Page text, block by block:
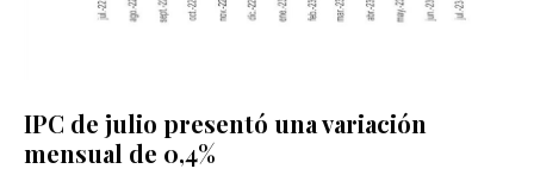
IPC de julio presentó una variación
mensual de 0,4%